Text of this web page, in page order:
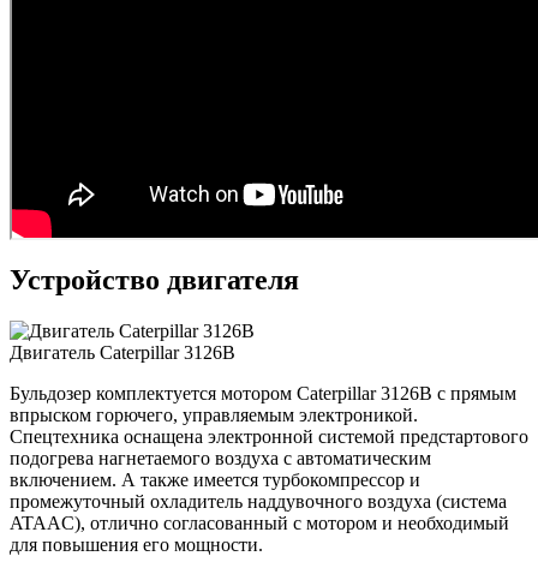
Устройство двигателя
Двигатель Caterpillar 3126B
Бульдозер комплектуется мотором Caterpillar 3126B с прямым
впрыском горючего, управляемым электроникой.
Спецтехника оснащена электронной системой предстартового
подогрева нагнетаемого воздуха с автоматическим
включением. А также имеется турбокомпрессор и
промежуточный охладитель наддувочного воздуха (система
ATAAC), отлично согласованный с мотором и необходимый
для повышения его мощности.